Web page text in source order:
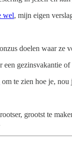
wel, mijn eigen
doelen waar
gezinsvakantie
om te zien hoe je,
grootst te